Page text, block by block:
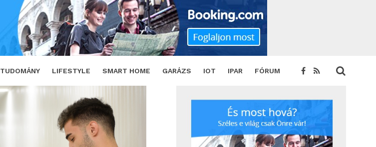
TUDOMÁNY LIFESTYLE SMART HOME GARÁZS IOT IPAR FÓRUM
SHARE TWEET